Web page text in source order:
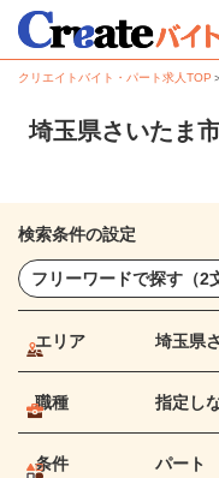
クリエイトバイト・パート求人TOP
埼玉県さいたま
検索条件の設定
エリア 埼玉県
職種 指定し
条件 パート